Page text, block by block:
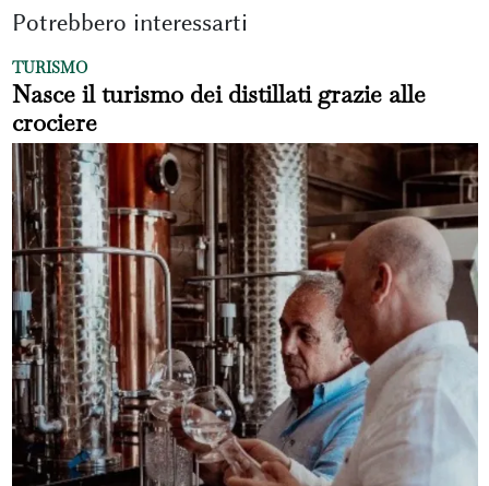
Potrebbero interessarti
TURISMO
Nasce il turismo dei distillati grazie alle
crociere